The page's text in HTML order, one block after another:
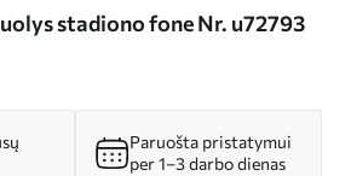
stadiono fone Nr. u72793
Paruošta pristatymui
per 1–3 darbo dienas